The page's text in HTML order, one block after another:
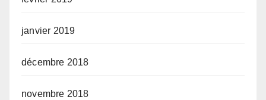
janvier 2019
décembre 2018
novembre 2018